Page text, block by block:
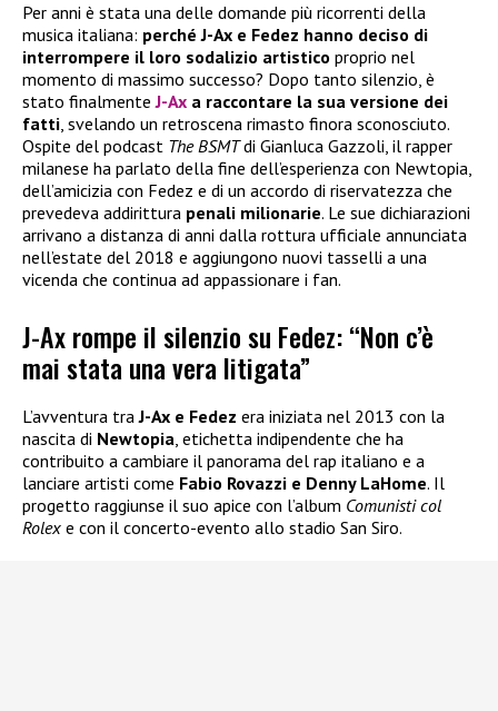
Per anni è stata una delle domande più ricorrenti della
musica italiana: perché J-Ax e Fedez hanno deciso di
interrompere il loro sodalizio artistico proprio nel
momento di massimo successo? Dopo tanto silenzio, è
stato finalmenteJ-Ax a raccontare la sua versione dei
fatti, svelando un retroscena rimasto finora sconosciuto.
Ospite del podcast The BSMTdi Gianluca Gazzoli, il rapper
milanese ha parlato della fine dell’esperienza con Newtopia,
dell’amicizia con Fedez e di un accordo di riservatezza che
prevedeva addirittura penali milionarie. Le sue dichiarazioni
arrivano a distanza di anni dalla rottura ufficiale annunciata
nell’estate del 2018 e aggiungono nuovi tasselli a una
vicenda che continua ad appassionare i fan.
J-Ax rompe il silenzio su Fedez: “Non c’è
mai stata una vera litigata”
L’avventura traJ-Ax e Fedez era iniziata nel 2013 con la
nascita di Newtopia , etichetta indipendente che ha
contribuito a cambiare il panorama del rap italiano e a
lanciare artisti come Fabio Rovazzi e Denny LaHome. Il
progetto raggiunse il suo apice con l’album Comunisti col
Rolex e con il concerto-evento allo stadio San Siro.